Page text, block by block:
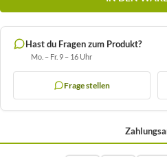
Hast du Fragen zum Produkt?
Mo. – Fr. 9 – 16 Uhr
Frage stellen